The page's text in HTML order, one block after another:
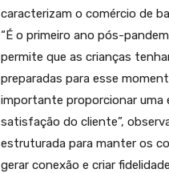
caracterizam o comércio de
“É o primeiro ano pós-
permite que as crianças
preparadas para esse
importante proporcionar uma
satisfação do cliente”,
estruturada para manter os
gerar conexão e criar